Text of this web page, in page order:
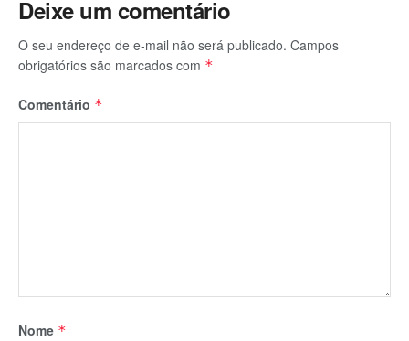
Deixe um comentário
O seu endereço de e-mail não será publicado. Campos
obrigatórios são marcados com *
Comentário *
Nome *